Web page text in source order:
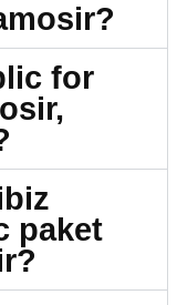
for
paket